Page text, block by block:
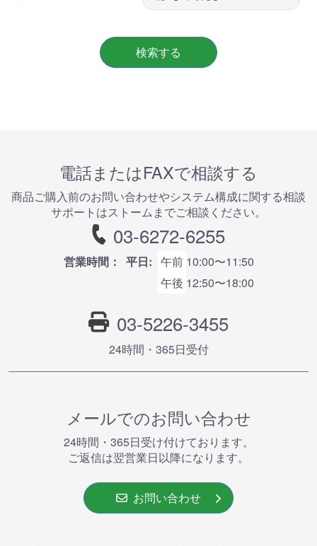
検索する
電話またはFAXで相談する
商品ご購⼊前のお問い合わせやシステム構成に関する相談
サポートはストームまでご相談ください。
03-6272-6255
営業時間： 平日: 午前 10:00〜11:50
午後 12:50〜18:00
03-5226-3455
24時間・365⽇受付
メールでのお問い合わせ
24時間・365⽇受け付けております。
ご返信は翌営業⽇以降になります。
お問い合わせ